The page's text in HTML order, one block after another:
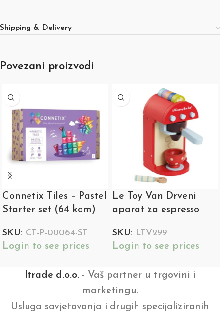
Shipping & Delivery
Povezani proizvodi
Connetix Tiles – Pastel
Starter set (64 kom)
SKU: CT-P-00064-ST
Login to see prices
Le Toy Van Drveni
aparat za espresso
SKU: LTV299
Login to see prices
Itrade d.o.o.- Vaš partner u trgovini i
marketingu.
Usluga savjetovanja i drugih specijaliziranih